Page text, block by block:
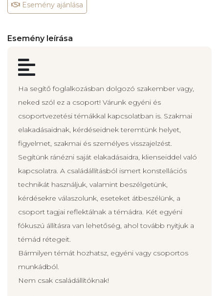
Esemény ajánlása
Esemény leírása
Ha segítő foglalkozásban dolgozó szakember vagy,
neked szól ez a csoport! Várunk egyéni és
csoportvezetési témákkal kapcsolatban is. Szakmai
elakadásaidnak, kérdéseidnek teremtünk helyet,
figyelmet, szakmai és személyes visszajelzést.
Segítünk ránézni saját elakadásaidra, klienseiddel való
kapcsolatra. A családállításból ismert konstellációs
technikát használjuk, valamint beszélgetünk,
kérdésekre válaszolunk, eseteket átbeszélünk, a
csoport tagjai reflektálnak a témádra. Két egyéni
fókuszú állításra van lehetőség, ahol tovább nyitjuk a
témád rétegeit.
Bármilyen témát hozhatsz, egyéni vagy csoportos
munkádból.
Nem csak családállítóknak!